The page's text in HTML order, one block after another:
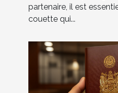
partenaire, il est
couette qui...